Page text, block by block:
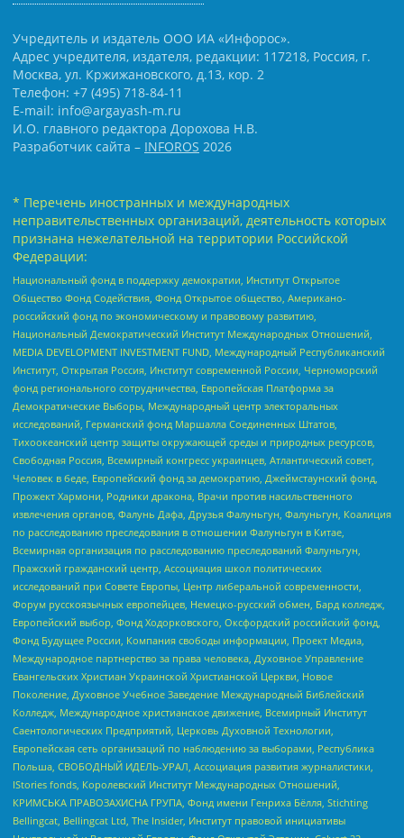
Учредитель и издатель ООО ИА «Инфорос».
Адрес учредителя, издателя, редакции: 117218, Россия, г.
Москва, ул. Кржижановского, д.13, кор. 2
Телефон: +7 (495) 718-84-11
E-mail: info@argayash-m.ru
И.О. главного редактора Дорохова Н.В.
Разработчик сайта – INFOROS 2026
* Перечень иностранных и международных
неправительственных организаций, деятельность которых
признана нежелательной на территории Российской
Федерации:
Национальный фонд в поддержку демократии, Институт Открытое
Общество Фонд Содействия, Фонд Открытое общество, Американо-
российский фонд по экономическому и правовому развитию,
Национальный Демократический Институт Международных Отношений,
MEDIA DEVELOPMENT INVESTMENT FUND, Международный Республиканский
Институт, Открытая Россия, Институт современной России, Черноморский
фонд регионального сотрудничества, Европейская Платформа за
Демократические Выборы, Международный центр электоральных
исследований, Германский фонд Маршалла Соединенных Штатов,
Тихоокеанский центр защиты окружающей среды и природных ресурсов,
Свободная Россия, Всемирный конгресс украинцев, Атлантический совет,
Человек в беде, Европейский фонд за демократию, Джеймстаунский фонд,
Прожект Хармони, Родники дракона, Врачи против насильственного
извлечения органов, Фалунь Дафа, Друзья Фалуньгун, Фалуньгун, Коалиция
по расследованию преследования в отношении Фалуньгун в Китае,
Всемирная организация по расследованию преследований Фалуньгун,
Пражский гражданский центр, Ассоциация школ политических
исследований при Совете Европы, Центр либеральной современности,
Форум русскоязычных европейцев, Немецко-русский обмен, Бард колледж,
Европейский выбор, Фонд Ходорковского, Оксфордский российский фонд,
Фонд Будущее России, Компания свободы информации, Проект Медиа,
Международное партнерство за права человека, Духовное Управление
Евангельских Христиан Украинской Христианской Церкви, Новое
Поколение, Духовное Учебное Заведение Международный Библейский
Колледж, Международное христианское движение, Всемирный Институт
Саентологических Предприятий, Церковь Духовной Технологии,
Европейская сеть организаций по наблюдению за выборами, Республика
Польша, СВОБОДНЫЙ ИДЕЛЬ-УРАЛ, Ассоциация развития журналистики,
IStories fonds, Королевский Институт Международных Отношений,
КРИМСЬКА ПРАВОЗАХИСНА ГРУПА, Фонд имени Генриха Бёлля, Stichting
Bellingcat, Bellingcat Ltd, The Insider, Институт правовой инициативы